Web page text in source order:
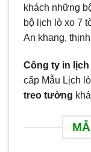
khách những
bộ lịch lò xo 7
An khang,
Công ty in
cấp Mẫu Lịch
treo tường